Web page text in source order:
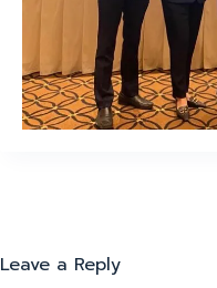
Leave a Reply